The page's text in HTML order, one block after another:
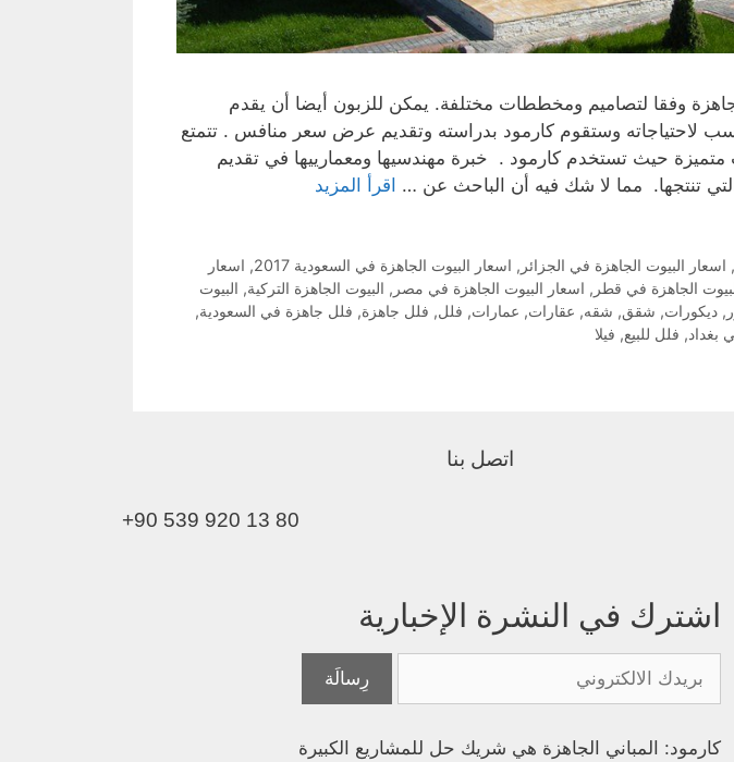
وفقا لتصاميم ومخططات مختلفة. يمكن للزبون أيضا أن يقدم
لاحتياجاته وستقوم كارمود بدراسته وتقديم عرض سعر منافس . تتمتع
متميزة حيث تستخدم كارمود . خبرة مهندسيها ومعمارييها في تقديم
تنتجها. مما لا شك فيه أن الباحث عن … اقرأ المزيد
, اسعار البيوت الجاهزة في الجزائر , اسعار البيوت الجاهزة في السعودية 2017 , اسعار
الجاهزة في قطر , اسعار البيوت الجاهزة في مصر , البيوت الجاهزة التركية, البيوت
, ديكورات, شقق, شقه, عقارات, عمارات, فلل, فلل جاهزة, فلل جاهزة في السعودية,
بغداد, فلل للبيع, فيلا
اتصل بنا
+90 539 920 13 80
اشترك في النشرة الإخبارية
كارمود: المباني الجاهزة هي شريك حل للمشاريع الكبيرة